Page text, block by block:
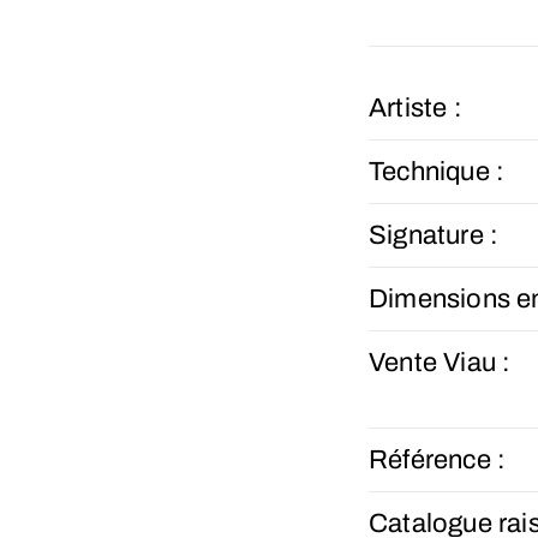
Artiste :
Technique :
Signature :
Dimensions
Vente Viau :
Référence :
Catalogue